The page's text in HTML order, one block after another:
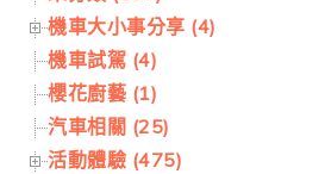
機車大小事分享 (4)
機車試駕 (4)
櫻花廚藝 (1)
汽車相關 (25)
活動體驗 (475)